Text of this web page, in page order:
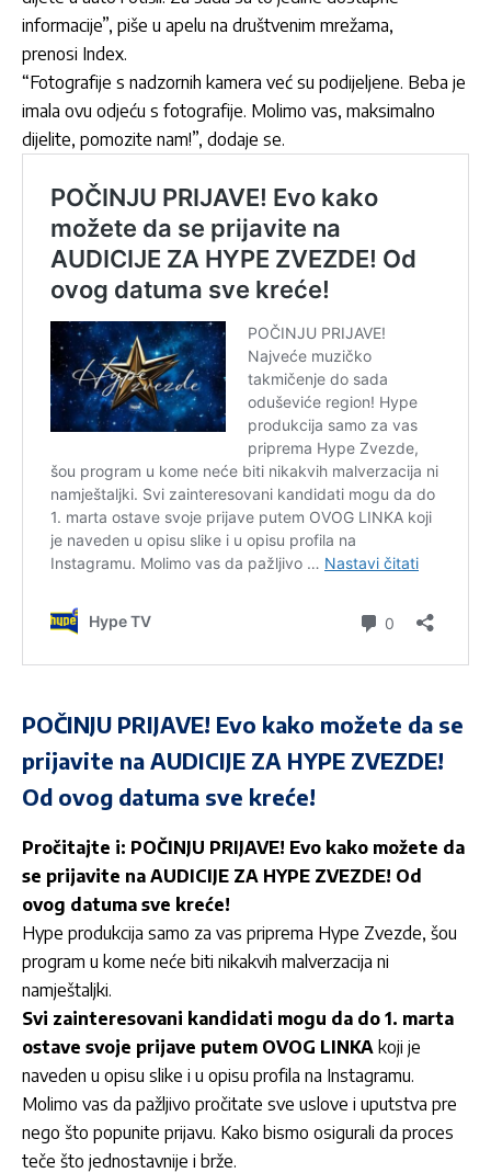
informacije”, piše u apelu na društvenim mrežama,
prenosi Index.
“Fotografije s nadzornih kamera već su podijeljene. Beba je
imala ovu odjeću s fotografije. Molimo vas, maksimalno
dijelite, pomozite nam!”, dodaje se.
POČINJU PRIJAVE! Evo kako možete da se
prijavite na AUDICIJE ZA HYPE ZVEZDE!
Od ovog datuma sve kreće!
Pročitajte i: POČINJU PRIJAVE! Evo kako možete da
se prijavite na AUDICIJE ZA HYPE ZVEZDE! Od
ovog datuma sve kreće!
Hype produkcija samo za vas priprema Hype Zvezde, šou
program u kome neće biti nikakvih malverzacija ni
namještaljki.
Svi zainteresovani kandidati mogu da do 1. marta
ostave svoje prijave putem OVOG LINKA koji je
naveden u opisu slike i u opisu profila na Instagramu.
Molimo vas da pažljivo pročitate sve uslove i uputstva pre
nego što popunite prijavu. Kako bismo osigurali da proces
teče što jednostavnije i brže.